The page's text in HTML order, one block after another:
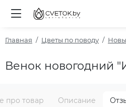
Главная Цветы по поводу
Венок новогодний
про товар Описание